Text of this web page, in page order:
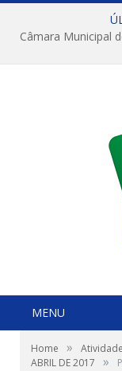
MENU
Home »
ABRIL DE 2017
»